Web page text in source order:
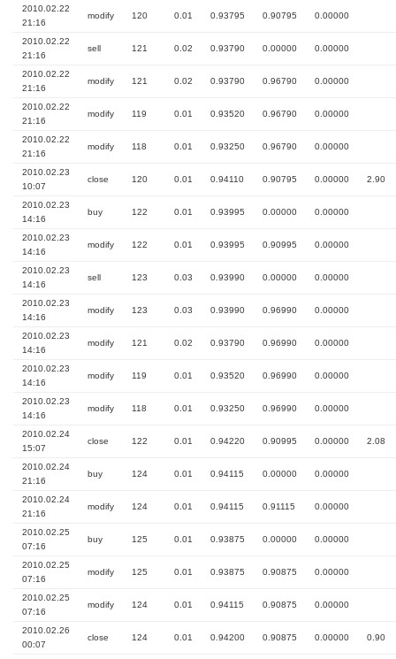
2010.02.22
21:16
modify 120 0.01 0.93795 0.90795 0.00000
2010.02.22
21:16
sell 121 0.02 0.93790 0.00000 0.00000
2010.02.22
21:16
modify 121 0.02 0.93790 0.96790 0.00000
2010.02.22
21:16
modify 119 0.01 0.93520 0.96790 0.00000
2010.02.22
21:16
modify 118 0.01 0.93250 0.96790 0.00000
2010.02.23
10:07
close 120 0.01 0.94110 0.90795 0.00000 2.90
2010.02.23
14:16
buy 122 0.01 0.93995 0.00000 0.00000
2010.02.23
14:16
modify 122 0.01 0.93995 0.90995 0.00000
2010.02.23
14:16
sell 123 0.03 0.93990 0.00000 0.00000
2010.02.23
14:16
modify 123 0.03 0.93990 0.96990 0.00000
2010.02.23
14:16
modify 121 0.02 0.93790 0.96990 0.00000
2010.02.23
14:16
modify 119 0.01 0.93520 0.96990 0.00000
2010.02.23
14:16
modify 118 0.01 0.93250 0.96990 0.00000
2010.02.24
15:07
close 122 0.01 0.94220 0.90995 0.00000 2.08
2010.02.24
21:16
buy 124 0.01 0.94115 0.00000 0.00000
2010.02.24
21:16
modify 124 0.01 0.94115 0.91115 0.00000
2010.02.25
07:16
buy 125 0.01 0.93875 0.00000 0.00000
2010.02.25
07:16
modify 125 0.01 0.93875 0.90875 0.00000
2010.02.25
07:16
modify 124 0.01 0.94115 0.90875 0.00000
2010.02.26
00:07
close 124 0.01 0.94200 0.90875 0.00000 0.90